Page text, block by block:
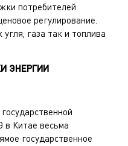
потребителей
регулирование.
газа так и топлива
ЭНЕРГИИ
в Китае весьма
государственное